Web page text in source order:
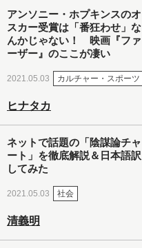
アンソニー・ホプキンスのオ
スカー受賞は「番狂わせ」な
んかじゃない！ 映画『ファ
ーザー』のここが凄い
2021.05.03 カルチャー・スポーツ
ヒナタカ
ネットで話題の「陰謀論チャ
ート」を徹底解説＆日本語訳
してみた
2021.05.03 社会
清義明